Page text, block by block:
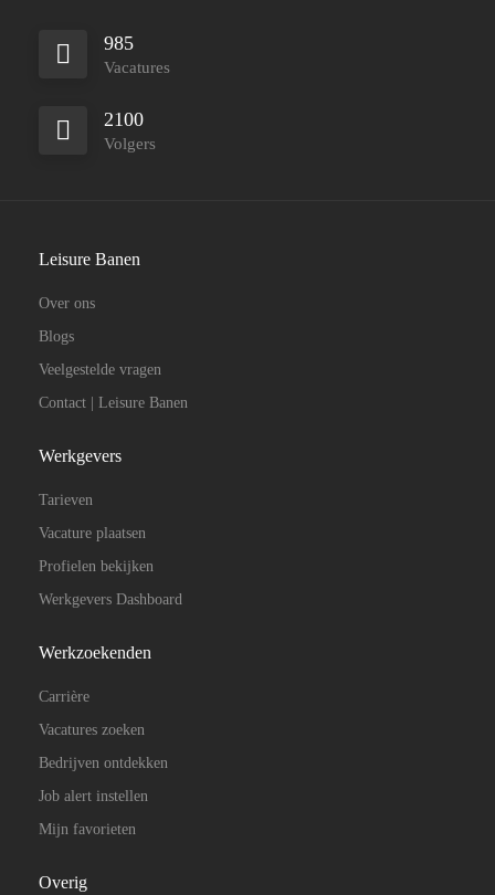
985
Vacatures
2100
Volgers
Leisure Banen
Over ons
Blogs
Veelgestelde vragen
Contact | Leisure Banen
Werkgevers
Tarieven
Vacature plaatsen
Profielen bekijken
Werkgevers Dashboard
Werkzoekenden
Carrière
Vacatures zoeken
Bedrijven ontdekken
Job alert instellen
Mijn favorieten
Overig